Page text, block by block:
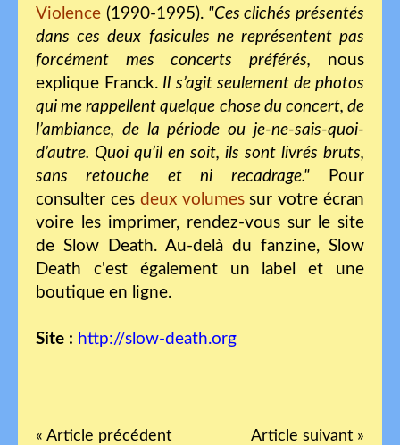
Violence (1990-1995)."Ces clichés présentés
dans ces deux fasicules ne représentent pas
forcément mes concerts préférés, nous
explique Franck. Il s’agit seulement de photos
qui me rappellent quelque chose du concert, de
l’ambiance, de la période ou je-ne-sais-quoi-
d’autre. Quoi qu’il en soit, ils sont livrés bruts,
sans retouche et ni recadrage."Pour
consulter ces deux volumessur votre écran
voire les imprimer, rendez-vous sur le site
de Slow Death. Au-delà du fanzine, Slow
Death c'est également un label et une
boutique en ligne.
Site : http://slow-death.org
« Article précédent Article suivant »